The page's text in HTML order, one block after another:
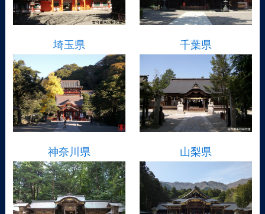
埼玉県 千葉県
神奈川県 山梨県